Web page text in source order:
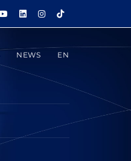
NEWS EN